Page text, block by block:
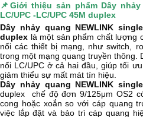
📌Giới thiệu sản phẩm Dây
LC/UPC -LC/UPC 45M duplex
Dây nhảy quang NEWLINK
duplex là một sản phẩm chất lượng
nối các thiết bị mạng, như switch,
trong một mạng quang truyền thông.
nối LC/UPC ở cả hai đầu, giúp tối
giảm thiểu sự mất mát tín hiệu.
Dây nhảy quang NEWLINK
duplex chế độ đơn 9/125μm OS2
cong hoặc xoắn so với cáp quang
việc lắp đặt và bảo trì cáp quang